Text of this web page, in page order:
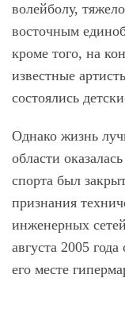
волейболу,
восточным
кроме того, на
известные
состоялись
Однако жизнь
области
спорта был
признания
инженерных
августа 2005
его месте